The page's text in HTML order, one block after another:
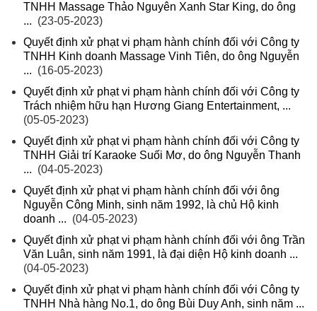
TNHH Massage Thảo Nguyên Xanh Star King, do ông
... (23-05-2023)
Quyết định xử phạt vi phạm hành chính đối với Công ty
TNHH Kinh doanh Massage Vinh Tiên, do ông Nguyễn
... (16-05-2023)
Quyết định xử phạt vi phạm hành chính đối với Công ty
Trách nhiệm hữu hạn Hương Giang Entertainment, ...
(05-05-2023)
Quyết định xử phạt vi phạm hành chính đối với Công ty
TNHH Giải trí Karaoke Suối Mơ, do ông Nguyễn Thanh
... (04-05-2023)
Quyết định xử phạt vi phạm hành chính đối với ông
Nguyễn Công Minh, sinh năm 1992, là chủ Hộ kinh
doanh ... (04-05-2023)
Quyết định xử phạt vi phạm hành chính đối với ông Trần
Văn Luân, sinh năm 1991, là đại diện Hộ kinh doanh ...
(04-05-2023)
Quyết định xử phạt vi phạm hành chính đối với Công ty
TNHH Nhà hàng No.1, do ông Bùi Duy Anh, sinh năm ...